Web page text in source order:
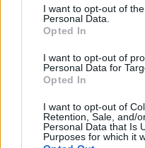
I want to opt-out of
Personal Data.
Opted In
I want to opt-out of
Personal Data for
Opted In
I want to opt-out of
Retention, Sale, and/
Personal Data that Is
Purposes for which it
ΟΦΗ #ΕΙΣΙΤΗΡΙΑ
ΦΕΣΤΙΒΑΛ ΚΙΝΗΜΑΤΟΓΡΑΦΟΥ
ΣΧΕΤΙΚΆ ΆΡΘΡΑ